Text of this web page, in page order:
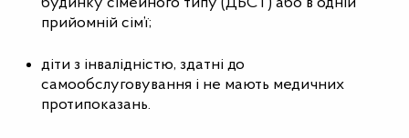
прийомній сім’ї;
діти з інвалідністю, здатні до
самообслуговування і не мають медичних
протипоказань.